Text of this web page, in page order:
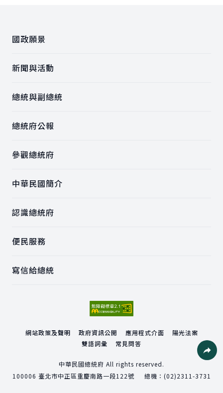
國政願景
新聞與活動
總統與副總統
總統府公報
參觀總統府
中華民國簡介
認識總統府
便民服務
寫信給總統
網站政策及聲明 政府資訊公開 應用程式介面
陽光法案
雙語詞彙
常見問答
中華民國總統府 All rights reserved.
100006 臺北市中正區重慶南路一段122號 總機： (02)2311-3731